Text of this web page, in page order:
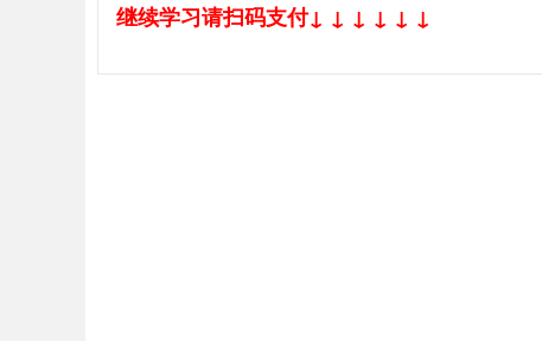
继续学习请扫码支付↓ ↓ ↓ ↓ ↓ ↓